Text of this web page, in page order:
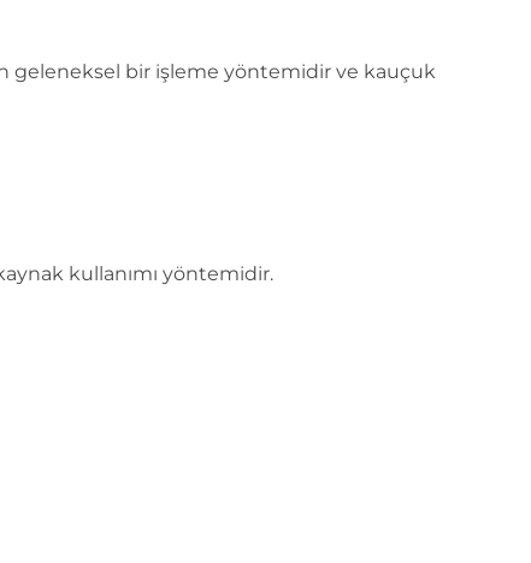
geleneksel bir işleme yöntemidir ve kauçuk
kullanımı yöntemidir.